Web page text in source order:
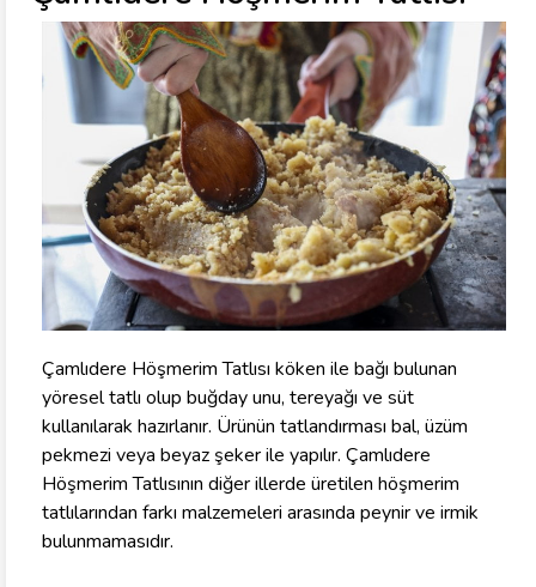
Çamlıdere Höşmerim Tatlısı köken ile bağı bulunan
yöresel tatlı olup buğday unu, tereyağı ve süt
kullanılarak hazırlanır. Ürünün tatlandırması bal, üzüm
pekmezi veya beyaz şeker ile yapılır. Çamlıdere
Höşmerim Tatlısının diğer illerde üretilen höşmerim
tatlılarından farkı malzemeleri arasında peynir ve irmik
bulunmamasıdır.